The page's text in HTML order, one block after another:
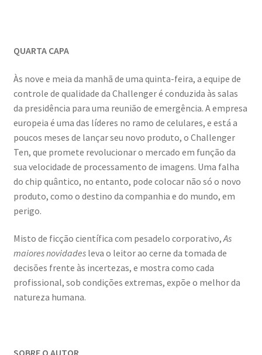
QUARTA CAPA
Às nove e meia da manhã de uma quinta-feira, a equipe de
controle de qualidade da Challenger é conduzida às salas
da presidência para uma reunião de emergência. A empresa
europeia é uma das líderes no ramo de celulares, e está a
poucos meses de lançar seu novo produto, o Challenger
Ten, que promete revolucionar o mercado em função da
sua velocidade de processamento de imagens. Uma falha
do chip quântico, no entanto, pode colocar não só o novo
produto, como o destino da companhia e do mundo, em
perigo.
Misto de ficção científica com pesadelo corporativo,As
maiores novidadesleva o leitor ao cerne da tomada de
decisões frente às incertezas, e mostra como cada
profissional, sob condições extremas, expõe o melhor da
natureza humana.